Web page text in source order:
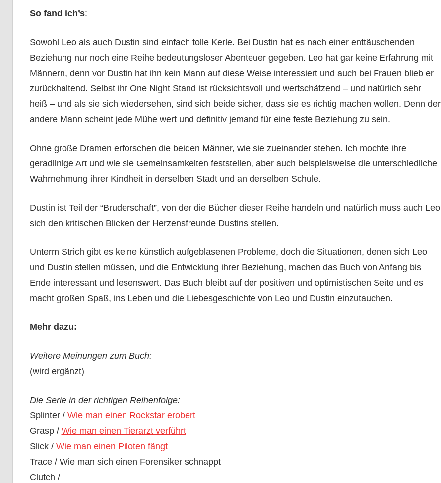
So fand ich’s:
Sowohl Leo als auch Dustin sind einfach tolle Kerle. Bei Dustin hat es nach einer enttäuschenden
Beziehung nur noch eine Reihe bedeutungsloser Abenteuer gegeben. Leo hat gar keine Erfahrung mit
Männern, denn vor Dustin hat ihn kein Mann auf diese Weise interessiert und auch bei Frauen blieb er
zurückhaltend. Selbst ihr One Night Stand ist rücksichtsvoll und wertschätzend – und natürlich sehr
heiß – und als sie sich wiedersehen, sind sich beide sicher, dass sie es richtig machen wollen. Denn der
andere Mann scheint jede Mühe wert und definitiv jemand für eine feste Beziehung zu sein.
Ohne große Dramen erforschen die beiden Männer, wie sie zueinander stehen. Ich mochte ihre
geradlinige Art und wie sie Gemeinsamkeiten feststellen, aber auch beispielsweise die unterschiedliche
Wahrnehmung ihrer Kindheit in derselben Stadt und an derselben Schule.
Dustin ist Teil der “Bruderschaft”, von der die Bücher dieser Reihe handeln und natürlich muss auch Leo
sich den kritischen Blicken der Herzensfreunde Dustins stellen.
Unterm Strich gibt es keine künstlich aufgeblasenen Probleme, doch die Situationen, denen sich Leo
und Dustin stellen müssen, und die Entwicklung ihrer Beziehung, machen das Buch von Anfang bis
Ende interessant und lesenswert. Das Buch bleibt auf der positiven und optimistischen Seite und es
macht großen Spaß, ins Leben und die Liebesgeschichte von Leo und Dustin einzutauchen.
Mehr dazu:
Weitere Meinungen zum Buch:
(wird ergänzt)
Die Serie in der richtigen Reihenfolge:
Splinter / Wie man einen Rockstar erobert
Grasp / Wie man einen Tierarzt verführt
Slick / Wie man einen Piloten fängt
Trace / Wie man sich einen Forensiker schnappt
Clutch /